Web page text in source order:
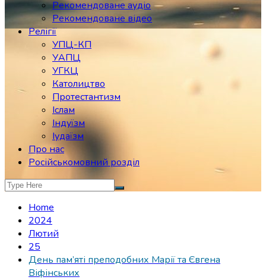
Рекомендоване аудіо
Рекомендоване відео
Релігії
УПЦ-КП
УАПЦ
УГКЦ
Католицтво
Протестантизм
Іслам
Індуїзм
Іудаїзм
Про нас
Російськомовний розділ
Home
2024
Лютий
25
День пам’яті преподобних Марії та Євгена
Віфінських